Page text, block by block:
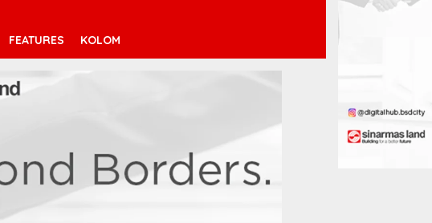
FEATURES KOLOM